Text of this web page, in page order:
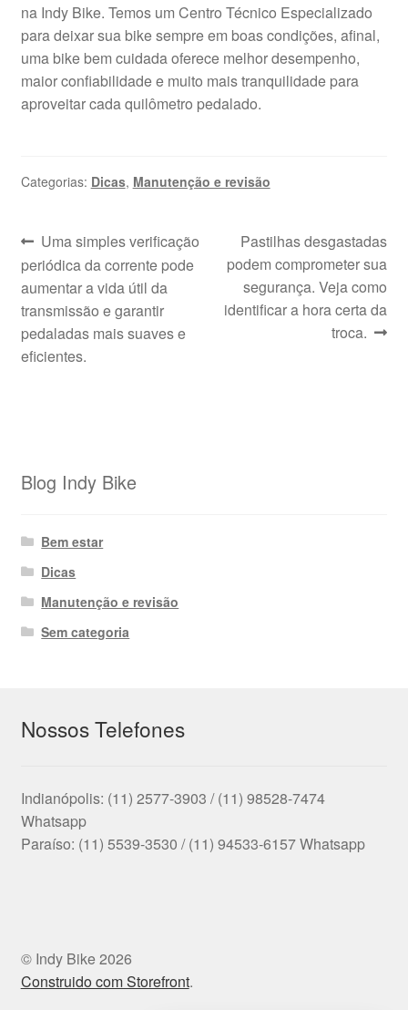
na Indy Bike. Temos um Centro Técnico Especializado
para deixar sua bike sempre em boas condições, afinal,
uma bike bem cuidada oferece melhor desempenho,
maior confiabilidade e muito mais tranquilidade para
aproveitar cada quilômetro pedalado.
Categorias: Dicas, Manutenção e revisão
Navegação
de
Post
Post
anterior:
Uma simples verificação
periódica da corrente pode
aumentar a vida útil da
transmissão e garantir
pedaladas mais suaves e
eficientes.
Próximo
post:
Pastilhas desgastadas
podem comprometer sua
segurança. Veja como
identificar a hora certa da
troca.
Blog Indy Bike
Bem estar
Dicas
Manutenção e revisão
Sem categoria
Nossos Telefones
Indianópolis: (11) 2577-3903 / (11) 98528-7474
Whatsapp
Paraíso: (11) 5539-3530 / (11) 94533-6157 Whatsapp
© Indy Bike 2026
Construido com Storefront.